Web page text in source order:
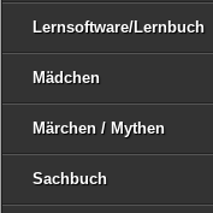
Lernsoftware/Lernbuch
Mädchen
Märchen / Mythen
Sachbuch